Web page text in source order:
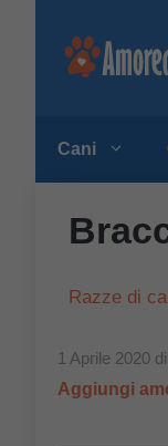
Cani
Razze di
1 Aprile 2020 di
Aggiungi